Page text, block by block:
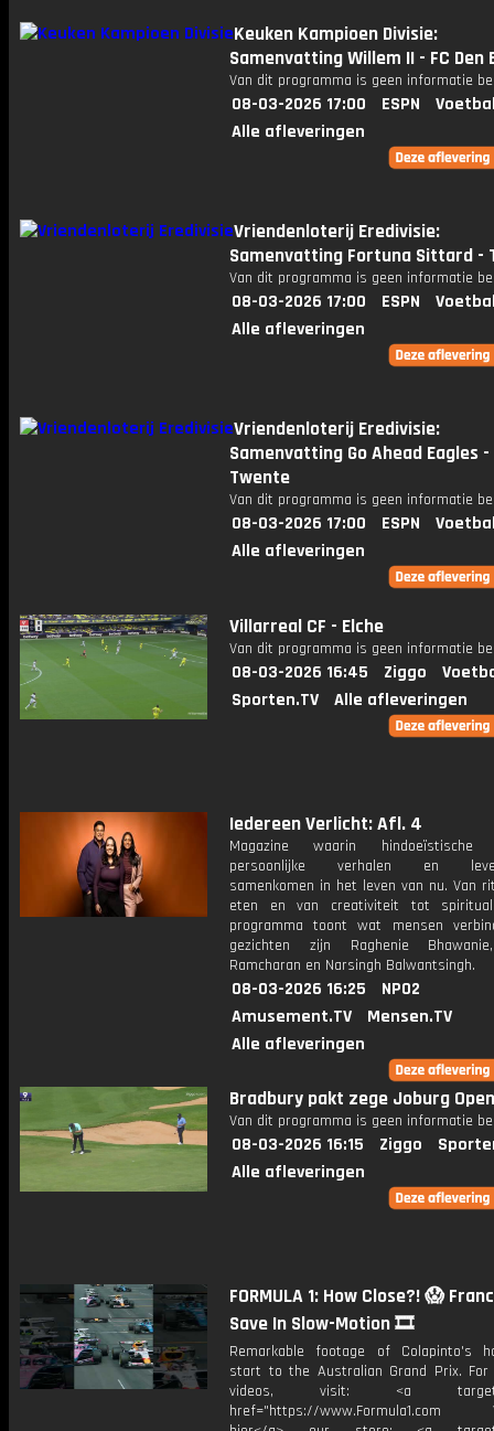
Keuken Kampioen Divisie:
Samenvatting Willem II - FC Den
Van dit programma is geen informatie
08-03-2026 17:00 ESPN
Alle afleveringen
Vriendenloterij Eredivisie:
Samenvatting Fortuna Sittard -
Van dit programma is geen informatie
08-03-2026 17:00 ESPN
Alle afleveringen
Vriendenloterij Eredivisie:
Samenvatting Go Ahead Eagles -
Twente
Van dit programma is geen informatie
08-03-2026 17:00 ESPN
Alle afleveringen
Villarreal CF - Elche
Van dit programma is geen informatie
08-03-2026 16:45 Ziggo
Sporten.TV
Alle afleveringen
Iedereen Verlicht: Afl. 4
Magazine waarin hindoeïstische
persoonlijke verhalen en
samenkomen in het leven van nu. Van
eten en van creativiteit tot
programma toont wat mensen
gezichten zijn Raghenie
Ramcharan en Narsingh Balwantsingh.
08-03-2026 16:25
NPO2
Amusement.TV
Mensen.TV
Alle afleveringen
Bradbury pakt zege Joburg Open
Van dit programma is geen informatie
08-03-2026 16:15 Ziggo
Alle afleveringen
FORMULA 1: How Close?! 😱
Save In Slow-Motion 🎞️
Remarkable footage of Colapinto's
start to the Australian Grand Prix. For
videos, visit: <a
href="https://www.Formula1.com